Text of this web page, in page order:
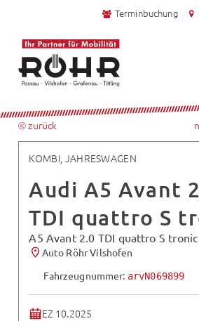
Terminbuchung
⧀ zurück
KOMBI, JAHRESWAGEN
Audi A5 Avant
TDI quattro S
A5 Avant 2.0 TDI quattro S tronic
Auto Röhr Vilshofen
Fahrzeugnummer: arvN069899
EZ 10.2025